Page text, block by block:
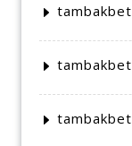
tambakbet
tambakbet
tambakbet